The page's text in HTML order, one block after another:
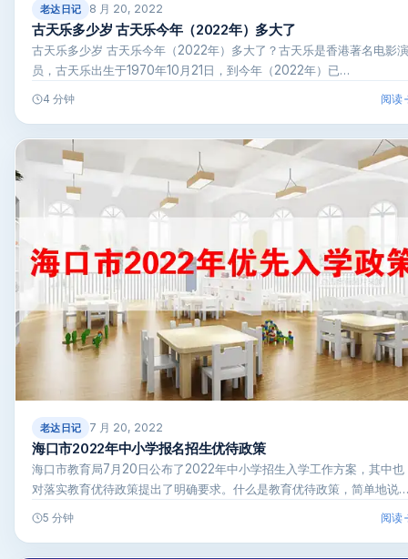
老达日记 8 月 20, 2022
古天乐多少岁 古天乐今年（2022年）多大了
古天乐多少岁 古天乐今年（2022年）多大了？古天乐是香港著名电影演
员，古天乐出生于1970年10月21日，到今年（2022年）已…
4 分钟 阅读
老达日记 7 月 20, 2022
海口市2022年中小学报名招生优待政策
海口市教育局7月20日公布了2022年中小学招生入学工作方案，其中也
对落实教育优待政策提出了明确要求。什么是教育优待政策，简单地说…
5 分钟 阅读